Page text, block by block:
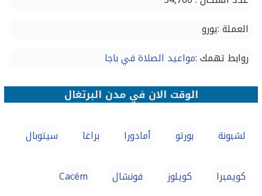
العملة :يورو
روابط تهمك :مواعيد الصلاة في باجا
الوقت الان في مدن البرتغال
لشبونة بورتو أمادورا براغا سيتوبال
كويمبرا كويلوز فونشال Cacém